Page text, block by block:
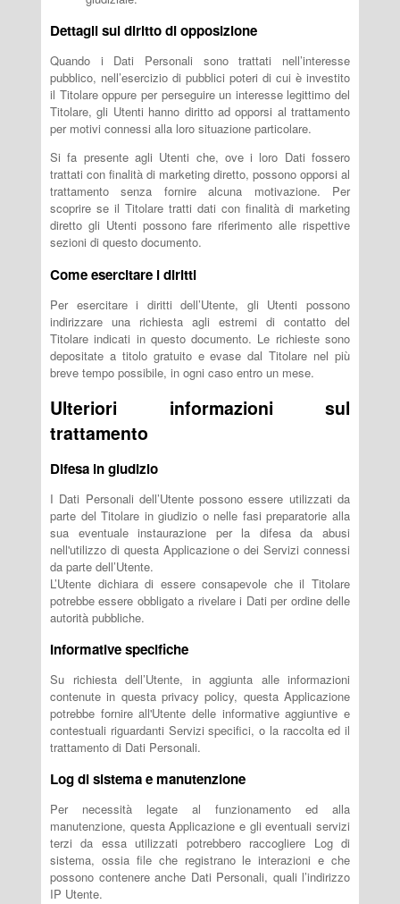
Dettagli sul diritto di opposizione
Quando i Dati Personali sono trattati nell’interesse
pubblico, nell’esercizio di pubblici poteri di cui è investito
il Titolare oppure per perseguire un interesse legittimo del
Titolare, gli Utenti hanno diritto ad opporsi al trattamento
per motivi connessi alla loro situazione particolare.
Si fa presente agli Utenti che, ove i loro Dati fossero
trattati con finalità di marketing diretto, possono opporsi al
trattamento senza fornire alcuna motivazione. Per
scoprire se il Titolare tratti dati con finalità di marketing
diretto gli Utenti possono fare riferimento alle rispettive
sezioni di questo documento.
Come esercitare i diritti
Per esercitare i diritti dell’Utente, gli Utenti possono
indirizzare una richiesta agli estremi di contatto del
Titolare indicati in questo documento. Le richieste sono
depositate a titolo gratuito e evase dal Titolare nel più
breve tempo possibile, in ogni caso entro un mese.
Ulteriori informazioni sul
trattamento
Difesa in giudizio
I Dati Personali dell’Utente possono essere utilizzati da
parte del Titolare in giudizio o nelle fasi preparatorie alla
sua eventuale instaurazione per la difesa da abusi
nell'utilizzo di questa Applicazione o dei Servizi connessi
da parte dell’Utente.
L’Utente dichiara di essere consapevole che il Titolare
potrebbe essere obbligato a rivelare i Dati per ordine delle
autorità pubbliche.
Informative specifiche
Su richiesta dell’Utente, in aggiunta alle informazioni
contenute in questa privacy policy, questa Applicazione
potrebbe fornire all'Utente delle informative aggiuntive e
contestuali riguardanti Servizi specifici, o la raccolta ed il
trattamento di Dati Personali.
Log di sistema e manutenzione
Per necessità legate al funzionamento ed alla
manutenzione, questa Applicazione e gli eventuali servizi
terzi da essa utilizzati potrebbero raccogliere Log di
sistema, ossia file che registrano le interazioni e che
possono contenere anche Dati Personali, quali l’indirizzo
IP Utente.